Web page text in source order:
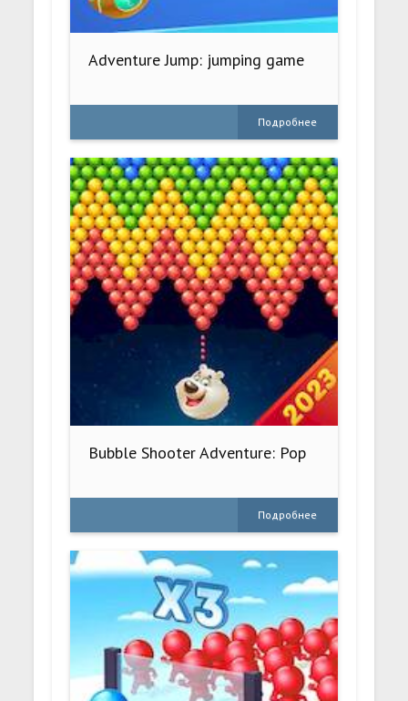
Adventure Jump: jumping game
Подробнее
Bubble Shooter Adventure: Pop
Подробнее